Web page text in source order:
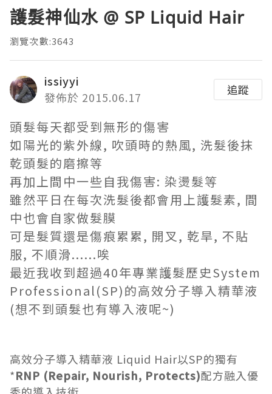
護髮神仙水 @ SP Liquid Hair
瀏覽次數:3643
issiyyi
發佈於 2015.06.17
追蹤
頭髮每天都受到無形的傷害
如陽光的紫外線, 吹頭時的熱風, 洗髮後抹
乾頭髮的磨擦等
再加上間中一些自我傷害: 染燙髮等
雖然平日在每次洗髮後都會用上護髮素, 間
中也會自家做髮膜
可是髮質還是傷痕累累, 開叉, 乾旱, 不貼
服, 不順滑......唉
最近我收到超過40年專業護髮歷史System
Professional(SP)的高效分子導入精華液
(想不到頭髮也有導入液呢~)
高效分子導入精華液 Liquid Hair以SP的獨有
*RNP (Repair, Nourish, Protects)配方融入優